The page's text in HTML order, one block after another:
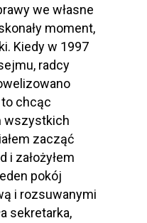
we własne
moment,
Kiedy w 1997
radcy
chcąc
wszystkich
zacząć
i założyłem
pokój
i rozsuwanymi
sekretarka,